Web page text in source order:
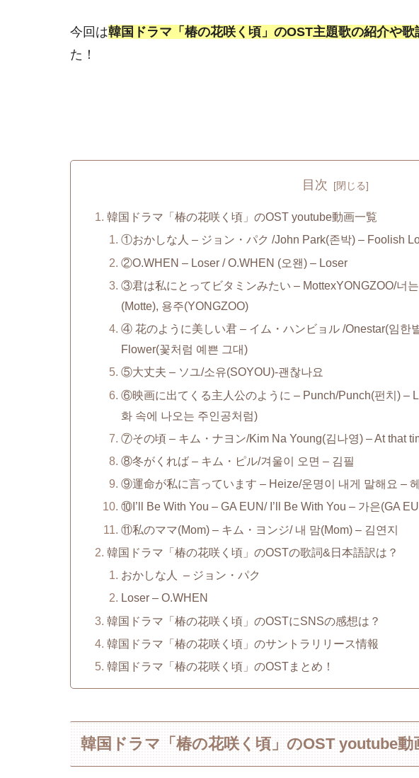
今回は韓国ドラマ「椿の花咲く頃」のOST主題歌の紹介や歌
た！
目次
韓国ドラマ「椿の花咲く頃」のOST youtube動画一覧
①おかしな人 – ジョン・パク /John Park(존박) – Foolish
②O.WHEN – Loser / O.WHEN (오왠) – Loser
③君は私にとってビタミンみたい – MottexYONGZOO/너
(Motte), 용주(YONGZOO)
④ 花のように美しい君 – イム・ハンビョル /Onestar(임한
Flower(꽃처럼 예쁜 그대)
⑤大丈夫 – ソユ/소유(SOYOU)-괜찮나요
⑥映画に出てくる主人公のように – Punch/Punch(펀치) –
화 속에 나오는 주인공처럼)
⑦その頃 – キム・ナヨン/Kim Na Young(김나영) – At that
⑧冬がくれば – キム・ピル/겨울이 오면 – 김필
⑨運命が私に言っています – Heize/운명이 내게 말해요 –
⑩I’ll Be With You – GA EUN/ I’ll Be With You – 가은(GA
⑪私のママ(Mom) – キム・ヨンジ/ 내 맘(Mom) – 김연지
韓国ドラマ「椿の花咲く頃」のOSTの歌詞&日本語訳は？
おかしな人 – ジョン・パク
Loser – O.WHEN
韓国ドラマ「椿の花咲く頃」のOSTにSNSの感想は？
韓国ドラマ「椿の花咲く頃」のサントラリリース情報
韓国ドラマ「椿の花咲く頃」のOSTまとめ！
韓国ドラマ「椿の花咲く頃」のOST youtube動